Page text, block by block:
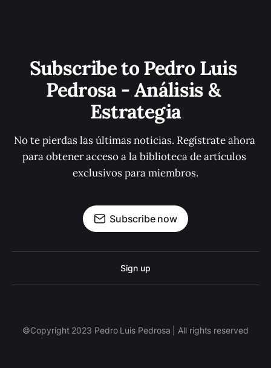
Subscribe to Pedro Luis
Pedrosa - Análisis &
Estrategia
No te pierdas las últimas noticias. Regístrate ahora
para obtener acceso a la biblioteca de artículos
exclusivos para miembros.
Subscribe now
Sign up
©Copyright 2023 Pedro Luis Pedrosa | All rights reserved